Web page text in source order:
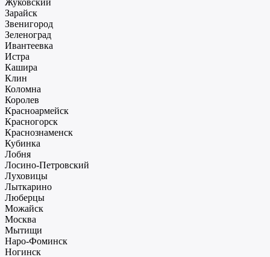
Жуковский
Зарайск
Звенигород
Зеленоград
Ивантеевка
Истра
Кашира
Клин
Коломна
Королев
Красноармейск
Красногорск
Краснознаменск
Кубинка
Лобня
Лосино-Петровский
Луховицы
Лыткарино
Люберцы
Можайск
Москва
Мытищи
Наро-Фоминск
Ногинск